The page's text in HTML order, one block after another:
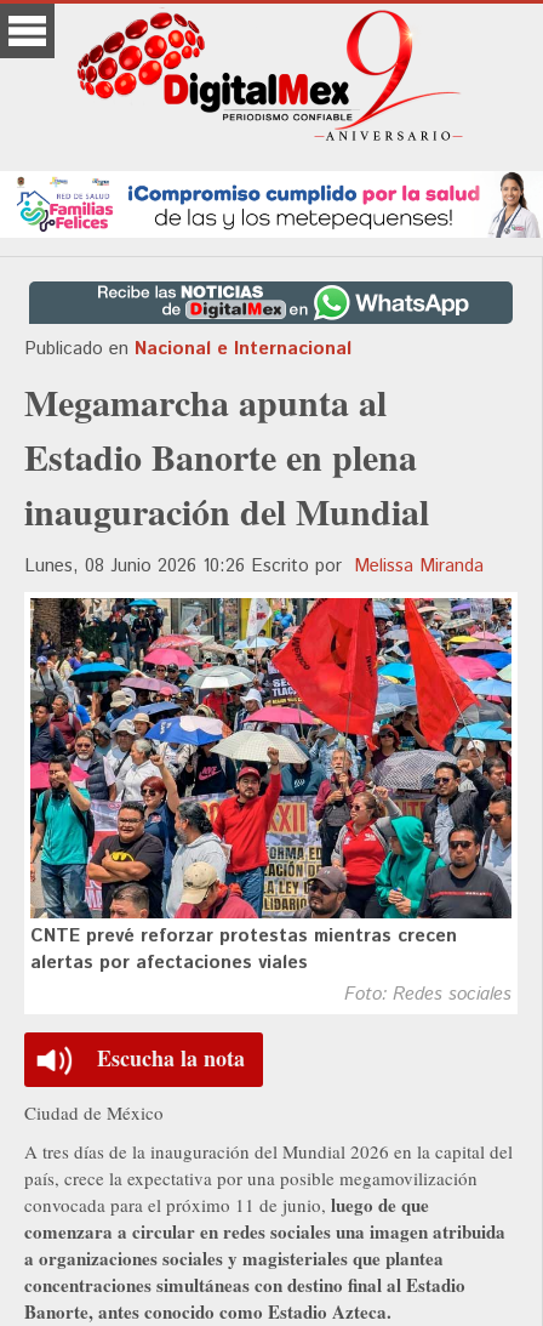
Publicado en Nacional e Internacional
Megamarcha apunta al
Estadio Banorte en plena
inauguración del Mundial
Lunes, 08 Junio 2026 10:26 Escrito por Melissa Miranda
CNTE prevé reforzar protestas mientras crecen
alertas por afectaciones viales
Foto: Redes sociales
Escucha la nota
Ciudad de México
A tres días de la inauguración del Mundial 2026 en la capital del
país, crece la expectativa por una posible megamovilización
convocada para el próximo 11 de junio, luego de que
comenzara a circular en redes sociales una imagen atribuida
a organizaciones sociales y magisteriales que plantea
concentraciones simultáneas con destino final al Estadio
Banorte, antes conocido como Estadio Azteca.